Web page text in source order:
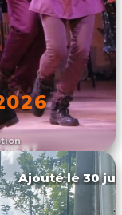
Ajouté le 30